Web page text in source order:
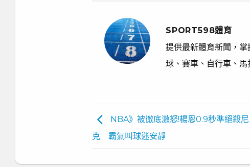
SPORT598體育
提供最新體育新聞，
球、賽車、自行車、馬
NBA》被徹底激怒!楊恩0.9秒準絕殺尼
克 霸氣叫球迷安靜